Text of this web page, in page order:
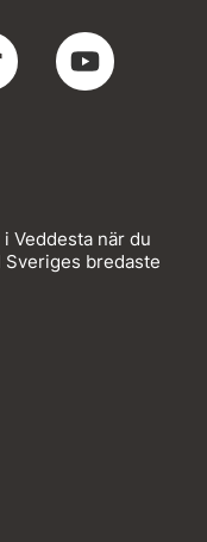
Veddesta när du
Sveriges bredaste